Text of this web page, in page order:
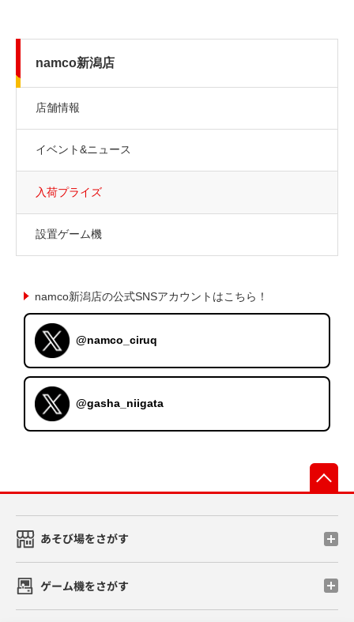
namco新潟店
店舗情報
イベント&ニュース
入荷プライズ
設置ゲーム機
namco新潟店の公式SNSアカウントはこちら！
@namco_ciruq
@gasha_niigata
あそび場をさがす
ゲーム機をさがす